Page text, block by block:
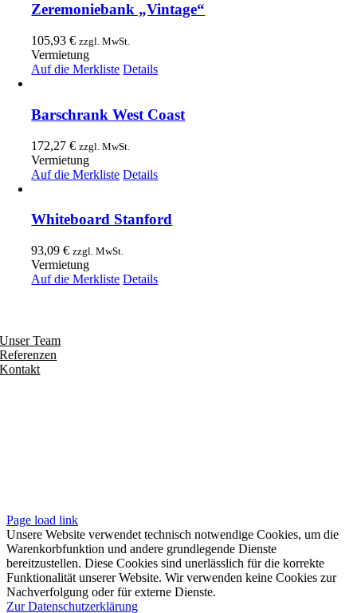
Zeremoniebank „Vintage“
105,93€ zzgl. MwSt.
Vermietung
Auf die Merkliste Details
Barschrank West Coast
172,27€ zzgl. MwSt.
Vermietung
Auf die Merkliste Details
Whiteboard Stanford
93,09€ zzgl. MwSt.
Vermietung
Auf die Merkliste Details
Unser Team
Referenzen
Kontakt
Page load link
Unsere Website verwendet technisch notwendige Cookies, um die
Warenkorbfunktion und andere grundlegende Dienste
bereitzustellen. Diese Cookies sind unerlässlich für die korrekte
Funktionalität unserer Website. Wir verwenden keine Cookies zur
Nachverfolgung oder für externe Dienste.
Zur Datenschutzerklärung